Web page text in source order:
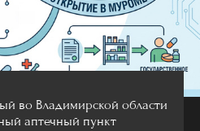
во Владимирской области
аптечный пункт